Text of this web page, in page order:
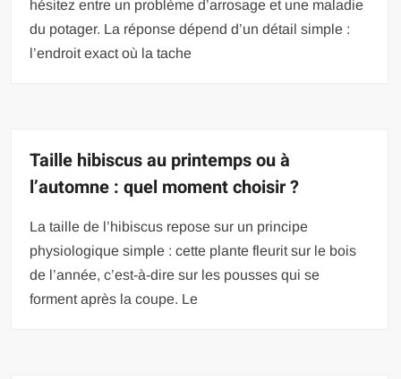
hésitez entre un problème d’arrosage et une maladie
du potager. La réponse dépend d’un détail simple :
l’endroit exact où la tache
Taille hibiscus au printemps ou à
l’automne : quel moment choisir ?
La taille de l’hibiscus repose sur un principe
physiologique simple : cette plante fleurit sur le bois
de l’année, c’est-à-dire sur les pousses qui se
forment après la coupe. Le